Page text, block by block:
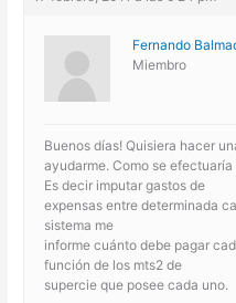
Fernando
Miembro
Buenos días! Quisiera hacer
ayudarme. Como se
Es decir imputar gastos de
expensas entre determinada
sistema me
informe cuánto debe pagar
función de los mts2 de
supercie que posee cada uno.